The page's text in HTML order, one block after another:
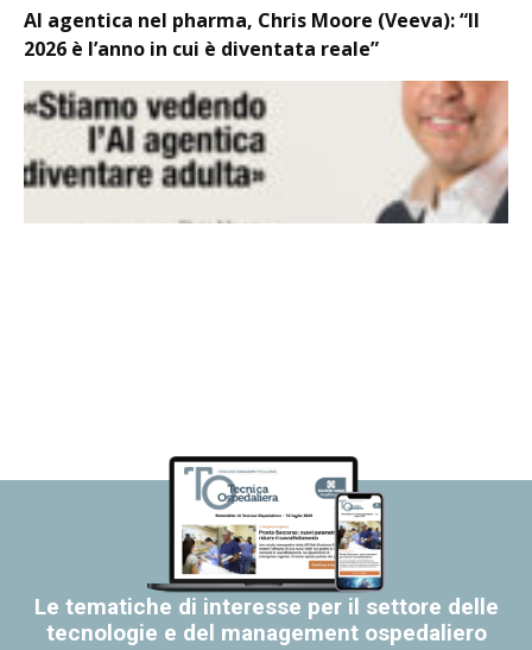
AI agentica nel pharma, Chris Moore (Veeva): “Il
2026 è l’anno in cui è diventata reale”
Le tematiche di interesse per il settore delle
tecnologie e del management ospedaliero